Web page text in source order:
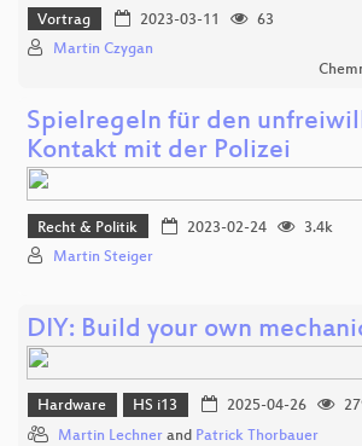
Vortrag 2023-03-11
63
Martin Czygan
Spielregeln für den
Kontakt mit der Polizei
Recht & Politik 2023-02-24
3.4k
Martin Steiger
DIY: Build your own
Hardware HS i13 2025-04-26
Martin Lechner and Patrick Thorbauer